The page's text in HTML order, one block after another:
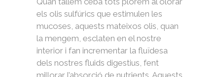
els olis sulfúrics que estimulen les
mucoses, aquests mateixos olis, quan
la mengem, esclaten en el nostre
interior i fan incrementar la fluïdesa
dels nostres fluids digestius, fent
millorar l’absorció de nutrients. Aquests